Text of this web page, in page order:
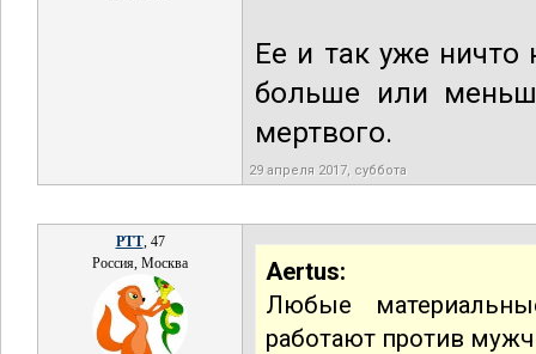
Ее и так уже ничто
больше или
мертвого.
29 апреля 2017, суббота
РТТ, 47
Россия, Москва
Aertus:
Любые
работают против